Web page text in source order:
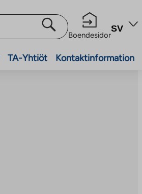
Boendesidor
SV
TA-Yhtiöt Kontaktinformation